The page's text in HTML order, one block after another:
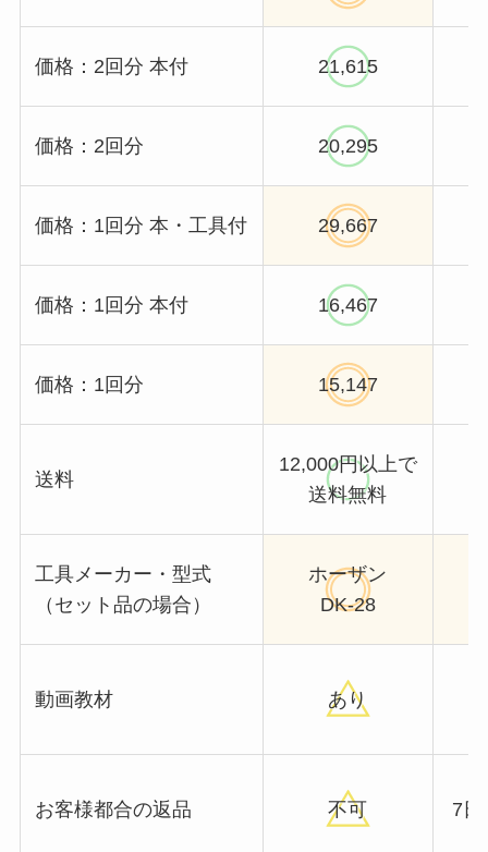
価格：2回分 本付 21,615
価格：2回分 20,295
価格：1回分 本・工具付 29,667
価格：1回分 本付 16,467
価格：1回分 15,147
送料
12,000円以上で
送料無料
工具メーカー・型式
（セット品の場合）
ホーザン
DK-28
動画教材 あり
お客様都合の返品 不可 7日